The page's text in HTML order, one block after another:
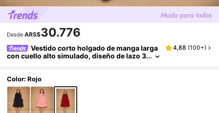
Desde ARS$30.776
Vestido corto holgado de manga larga
con cuello alto simulado, diseño de lazo 3
ierno
4,88 (100+)
Color: Rojo